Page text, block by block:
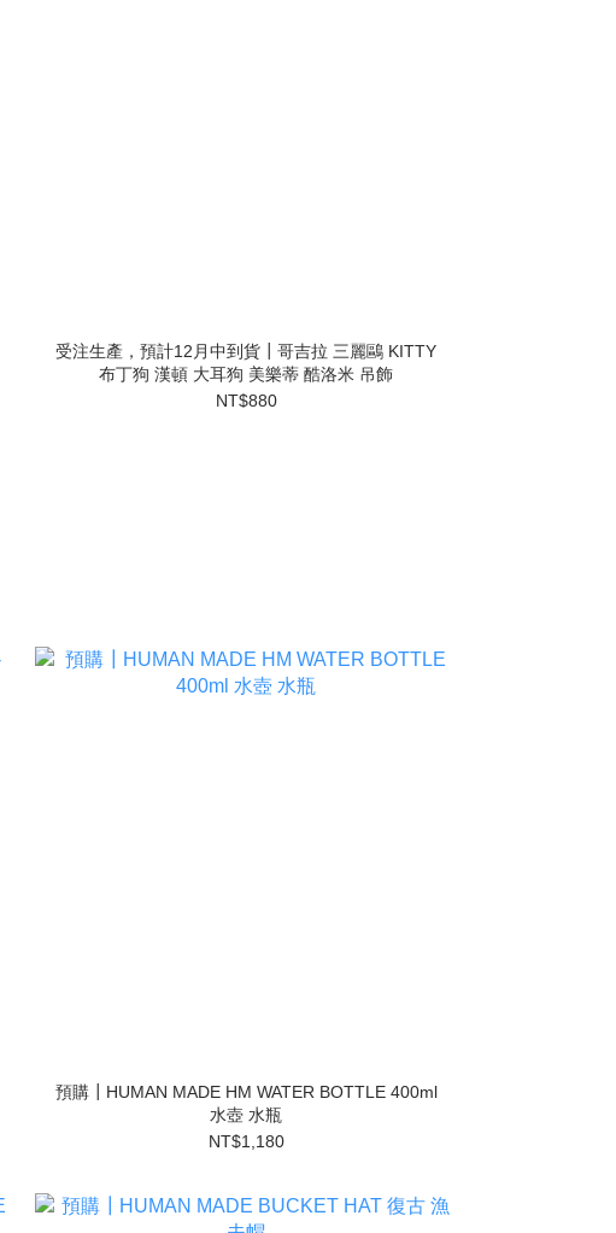
受注生產，預計12月中到貨┃哥吉拉 三麗鷗 KITTY
布丁狗 漢頓 大耳狗 美樂蒂 酷洛米 吊飾
NT$880
預購┃HUMAN MADE HM WATER BOTTLE 400ml
水壺 水瓶
NT$1,180